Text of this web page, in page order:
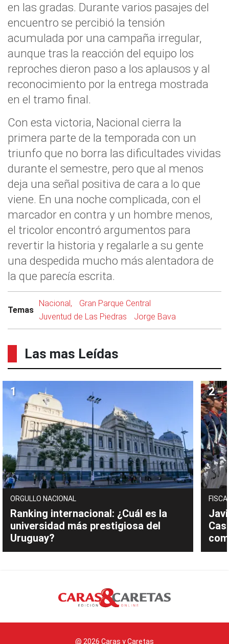
en las gradas. Durante varios pasajes del
encuentro se percibió la tensión
acumulada por una campaña irregular,
aunque tras la reacción del equipo los
reproches dieron paso a los aplausos y al
reconocimiento por la entrega mostrada
en el tramo final.
Con esta victoria, Nacional cierra la
primera parte de la temporada con un
triunfo que no borra las dificultades vividas
durante el semestre, pero que al menos
deja una señal positiva de cara a lo que
viene. En una noche complicada, con el
marcador en contra y un hombre menos,
el tricolor encontró argumentos para
revertir la historia y regalarle a su gente
una despedida mucho más alentadora de
la que parecía escrita.
Temas
Nacional,
Gran Parque Central
Juventud de Las Piedras
Jorge Bava
Las mas Leídas
ORGULLO NACIONAL
Ranking internacional: ¿Cuál es la
universidad más prestigiosa del
Uruguay?
@ 2026 Caras y Caretas